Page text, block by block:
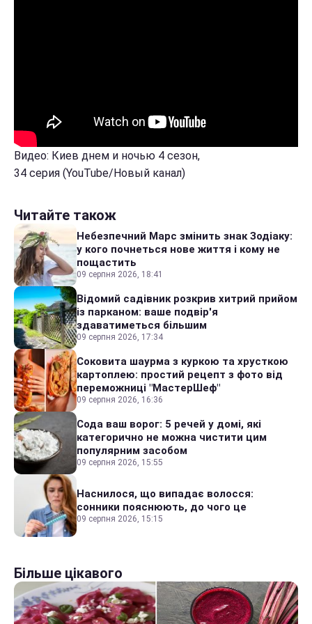
Видео: Киев днем и ночью 4 сезон,
34 серия (YouTube/Новый канал)
Читайте також
Небезпечний Марс змінить знак Зодіаку:
у кого почнеться нове життя і кому не
пощастить
09 серпня 2026, 18:41
Відомий садівник розкрив хитрий прийом
із парканом: ваше подвір'я
здаватиметься більшим
09 серпня 2026, 17:34
Соковита шаурма з куркою та хрусткою
картоплею: простий рецепт з фото від
переможниці "МастерШеф"
09 серпня 2026, 16:36
Сода ваш ворог: 5 речей у домі, які
категорично не можна чистити цим
популярним засобом
09 серпня 2026, 15:55
Наснилося, що випадає волосся:
сонники пояснюють, до чого це
09 серпня 2026, 15:15
Більше цікавого